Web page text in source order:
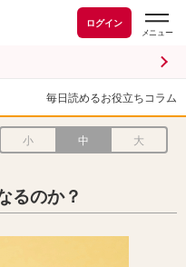
ログイン
毎日読めるお役立ちコラム
小 中 大
るのか？